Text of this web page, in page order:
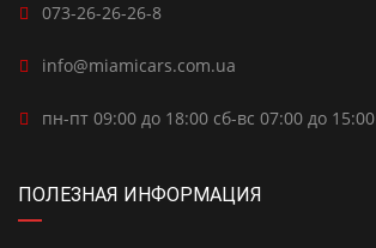
073-26-26-26-8
info@miamicars.com.ua
пн-пт 09:00 до 18:00 сб-вс 07:00 до 15:00
ПОЛЕЗНАЯ ИНФОРМАЦИЯ